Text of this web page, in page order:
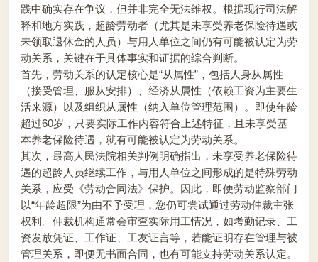
践中确实存在争议，但并非完全无法维权。根据现行司法解
释和地方实践，超龄劳动者（尤其是未享受养老保险待遇或
未领取退休金的人员）与用人单位之间仍有可能被认定为劳
动关系，关键在于具体事实和证据的综合判断。
首先，劳动关系的认定核心是“从属性”，包括人身从属性
（接受管理、服从安排）、经济从属性（依赖工资为主要生
活来源）以及组织从属性（纳入单位管理范围）。即使年龄
超过60岁，只要实际工作内容符合上述特征，且未享受基
本养老保险待遇，就有可能被认定为劳动关系。
其次，最高人民法院相关判例明确指出，未享受养老保险待
遇的超龄人员继续工作，与用人单位之间形成的是特殊劳动
关系，应受《劳动合同法》保护。因此，即便劳动监察部门
以“年龄超限”为由不予受理，您仍可尝试通过劳动仲裁主张
权利。仲裁机构通常会审查实际用工情况，如考勤记录、工
资发放凭证、工作证、工友证言等，若能证明存在管理与被
管理关系，即便无书面合同，也有可能支持劳动关系认定。